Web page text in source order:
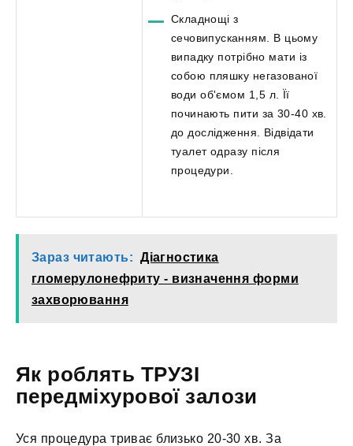
Складнощі з
сечовипусканням. В цьому
випадку потрібно мати із
собою пляшку негазованої
води об'ємом 1,5 л. Її
починають пити за 30-40 хв.
до дослідження. Відвідати
туалет одразу після
процедури.
Зараз читають: Діагностика
гломерулонефриту - визначення форми
захворювання
Як роблять ТРУЗІ
передміхурової залози
Уся процедура триває близько 20-30 хв. За